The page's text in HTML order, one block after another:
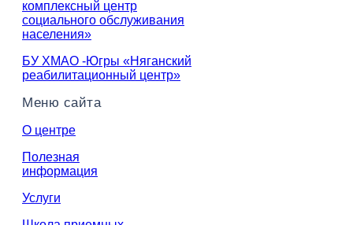
комплексный центр
социального обслуживания
населения»
БУ ХМАО -Югры «Няганский
реабилитационный центр»
Меню сайта
О центре
Полезная
информация
Услуги